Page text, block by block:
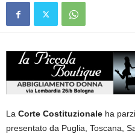
La Corte Costituzionale ha
presentato da Puglia, Toscana,